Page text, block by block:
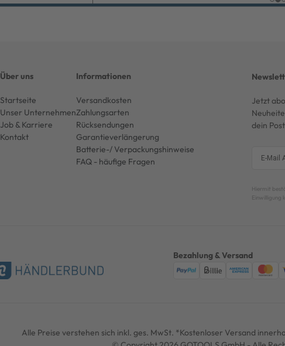
Über uns
Startseite
Unser Unternehmen
Job & Karriere
Kontakt
Informationen
Versandkosten
Zahlungsarten
Rücksendungen
Garantieverlängerung
Batterie-/ Verpackungshinweise
FAQ - häufige Fragen
Jetzt
dein
Hiermit
Einwilligung
Bezahlung & Versand
Alle Preise verstehen sich inkl. ges. MwSt. *Kostenloser Versand